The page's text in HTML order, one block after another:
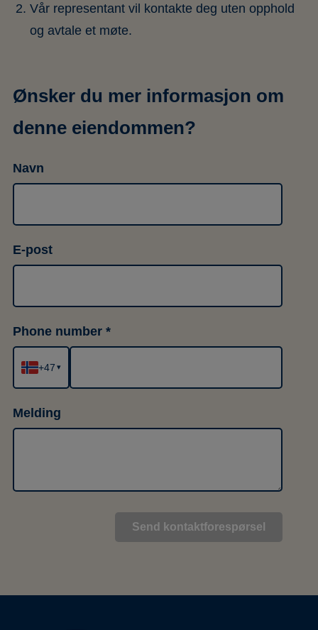
Vår representant vil kontakte deg uten opphold
og avtale et møte.
Ønsker du mer informasjon om
denne eiendommen?
Navn
E-post
Phone number
+47 ▾
Melding